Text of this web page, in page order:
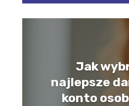
Jak
najlepsze
konto